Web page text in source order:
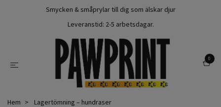
Smycken & småprylar till dig som älskar djur
Leveranstid: 2-5 arbetsdagar.
0
Hem
Lagertömning – hundraser